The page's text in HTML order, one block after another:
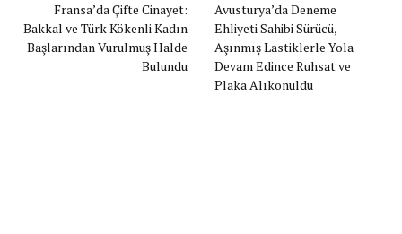
Fransa’da Çifte Cinayet:
Bakkal ve Türk Kökenli Kadın
Başlarından Vurulmuş Halde
Bulundu
Avusturya’da Deneme
Ehliyeti Sahibi Sürücü,
Aşınmış Lastiklerle Yola
Devam Edince Ruhsat ve
Plaka Alıkonuldu